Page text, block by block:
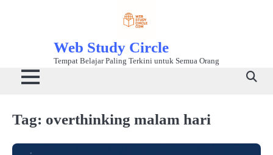
Web Study Circle
Tempat Belajar Paling Terkini untuk Semua Orang
Tag: overthinking malam hari